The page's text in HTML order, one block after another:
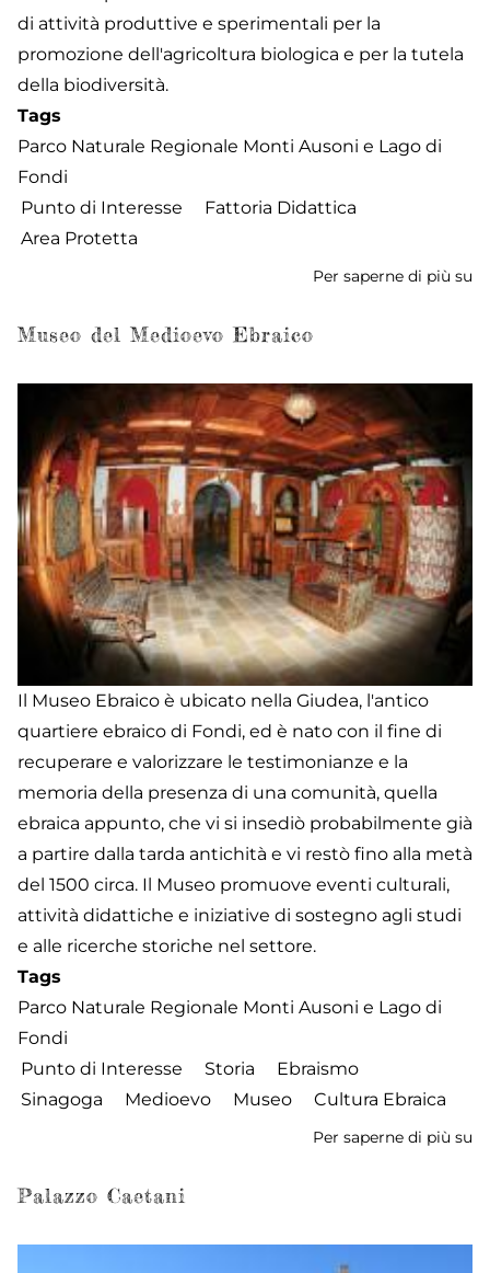
di attività produttive e sperimentali per la
promozione dell'agricoltura biologica e per la tutela
della biodiversità.
Tags
Parco Naturale Regionale Monti Ausoni e Lago di
Fondi
Punto di Interesse
Fattoria Didattica
Area Protetta
Per saperne di più su
Museo del Medioevo Ebraico
Il Museo Ebraico è ubicato nella Giudea, l'antico
quartiere ebraico di Fondi, ed è nato con il fine di
recuperare e valorizzare le testimonianze e la
memoria della presenza di una comunità, quella
ebraica appunto, che vi si insediò probabilmente già
a partire dalla tarda antichità e vi restò fino alla metà
del 1500 circa. Il Museo promuove eventi culturali,
attività didattiche e iniziative di sostegno agli studi
e alle ricerche storiche nel settore.
Tags
Parco Naturale Regionale Monti Ausoni e Lago di
Fondi
Punto di Interesse
Storia
Ebraismo
Sinagoga
Medioevo Museo Cultura Ebraica
Per saperne di più su
Palazzo Caetani